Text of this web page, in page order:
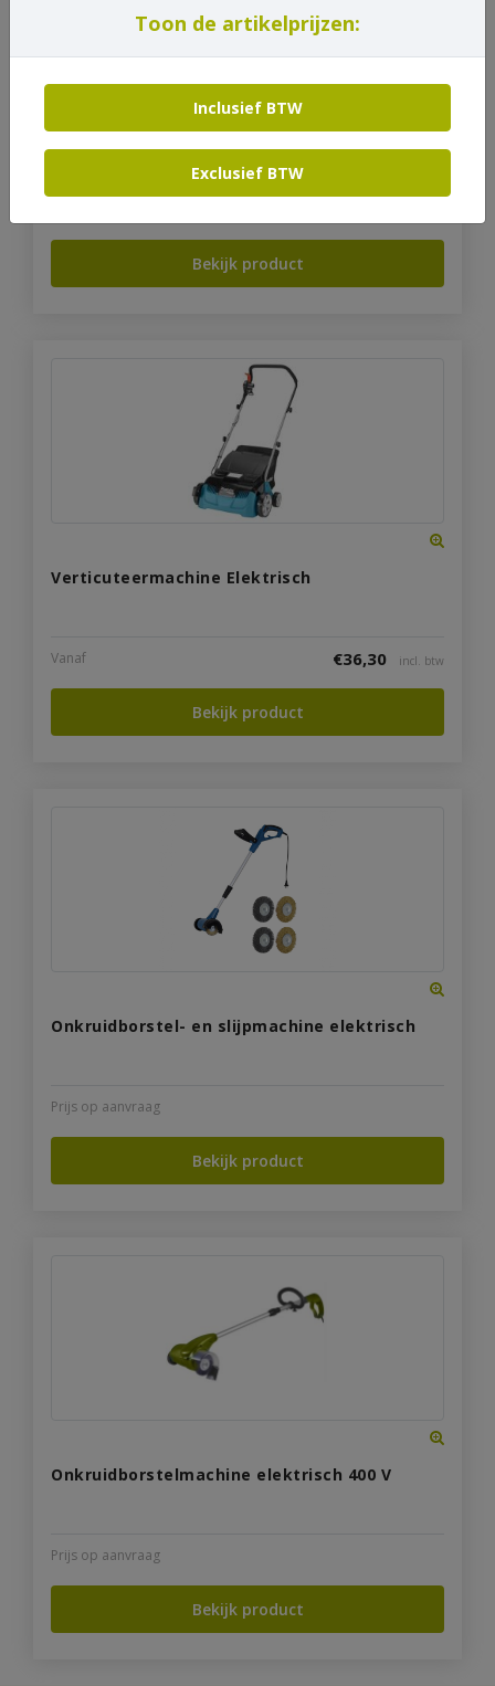
Houtsplijtmachine 105 cm elektrisch
Bekijk product
Verticuteermachine Elektrisch
Vanaf €36,30 incl. btw
Bekijk product
Onkruidborstel- en slijpmachine elektrisch
Prijs op aanvraag
Bekijk product
Onkruidborstelmachine elektrisch 400 V
Prijs op aanvraag
Bekijk product
Toon de artikelprijzen:
Inclusief BTW
Exclusief BTW